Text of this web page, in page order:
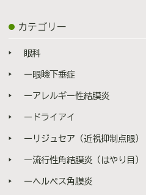
カテゴリー
眼科
ー眼瞼下垂症
ーアレルギー性結膜炎
ードライアイ
ーリジュセア（近視抑制点眼）
ー流行性角結膜炎（はやり目）
ーヘルペス角膜炎